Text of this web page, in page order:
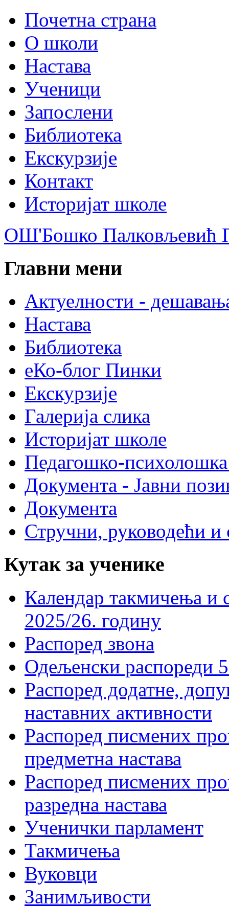
Почетна страна
О школи
Настава
Ученици
Запослени
Библиотека
Екскурзије
Контакт
Историјат школе
ОШ'Бошко Палковљевић
Главни мени
Актуелности -
Настава
Библиотека
еКо-блог Пинки
Екскурзије
Галерија слика
Историјат школе
Педагошко-психолошка
Документа - Јавни
Документа
Стручни, руководећи и
Кутак за ученике
Календар такмичења
2025/26. годину
Распоред звона
Одељенски распореди
Распоред додатне,
наставних активности
Распоред писмених
предметна настава
Распоред писмених
разредна настава
Ученички парламент
Такмичења
Вуковци
Занимљивости